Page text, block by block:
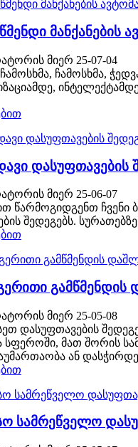
მანქანების
მიერ 25-07-04
ჩამოსხმა,
დასუფთავების
მიერ 25-06-07
წარმოგიდგენთ ჩვენი
შედეგებს.
გამწმენდის
მიერ 25-05-08
დასუფთავების
სფეროში, მათ შორის
ან
სამრეწველო